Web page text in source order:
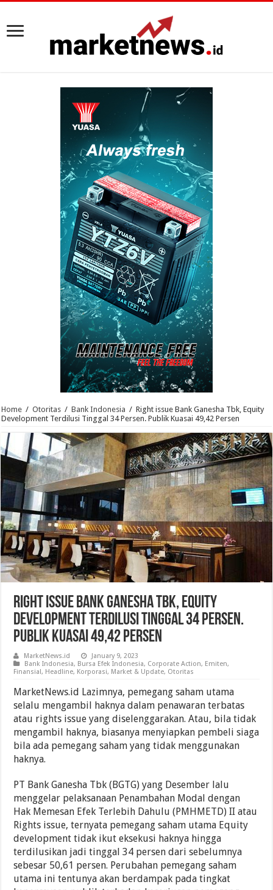
Home / Otoritas / Bank Indonesia / Right issue Bank Ganesha Tbk, Equity
Development Terdilusi Tinggal 34 Persen. Publik Kuasai 49,42 Persen
Right issue Bank Ganesha Tbk, Equity
Development Terdilusi Tinggal 34 Persen.
Publik Kuasai 49,42 Persen
MarketNews.id
January 9, 2023
Bank Indonesia, Bursa Efek Indonesia, Corporate Action, Emiten,
Finansial, Headline, Korporasi, Market & Update, Otoritas
MarketNews.id Lazimnya, pemegang saham utama
selalu mengambil haknya dalam penawaran terbatas
atau rights issue yang diselenggarakan. Atau, bila tidak
mengambil haknya, biasanya menyiapkan pembeli siaga
bila ada pemegang saham yang tidak menggunakan
haknya.
PT Bank Ganesha Tbk (BGTG) yang Desember lalu
menggelar pelaksanaan Penambahan Modal dengan
Hak Memesan Efek Terlebih Dahulu (PMHMETD) II atau
Rights issue, ternyata pemegang saham utama Equity
development tidak ikut eksekusi haknya hingga
terdilusikan jadi tinggal 34 persen dari sebelumnya
sebesar 50,61 persen. Perubahan pemegang saham
utama ini tentunya akan berdampak pada tingkat